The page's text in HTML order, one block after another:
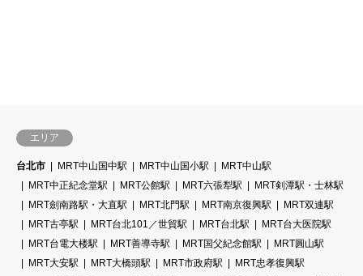
エリア
台北市 MRT中山国中駅 MRT中山国小駅
MRT中山駅
MRT中正紀念堂駅
MRT公館駅 MRT六張犁駅
MRT剣潭駅・士林駅
MRT劍南路駅・大直駅
MRT北門駅 MRT南京復興駅
MRT双連駅
MRT古亭駅
MRT台北101／世貿駅 MRT台北駅
MRT台大医院駅
MRT台電大楼駅
MRT善導寺駅 MRT国父紀念館駅
MRT圓山駅
MRT大安駅
MRT大橋頭駅 MRT市政府駅
MRT忠孝復興駅